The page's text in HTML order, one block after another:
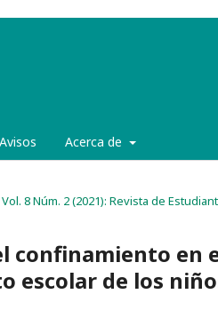
Avisos Acerca de
Vol. 8 Núm. 2 (2021): Revista de
confinamiento en
escolar de los